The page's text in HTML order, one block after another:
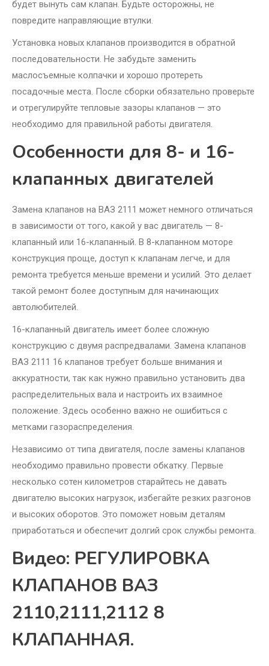
будет вынуть сам клапан. Будьте осторожны, не
повредите направляющие втулки.
Установка новых клапанов производится в обратной
последовательности. Не забудьте заменить
маслосъемные колпачки и хорошо протереть
посадочные места. После сборки обязательно проверьте
и отрегулируйте тепловые зазоры клапанов — это
необходимо для правильной работы двигателя.
Особенности для 8- и 16-
клапанных двигателей
Замена клапанов на ВАЗ 2111 может немного отличаться
в зависимости от того, какой у вас двигатель — 8-
клапанный или 16-клапанный. В 8-клапанном моторе
конструкция проще, доступ к клапанам легче, и для
ремонта требуется меньше времени и усилий. Это делает
такой ремонт более доступным для начинающих
автолюбителей.
16-клапанный двигатель имеет более сложную
конструкцию с двумя распредвалами. Замена клапанов
ВАЗ 2111 16 клапанов требует больше внимания и
аккуратности, так как нужно правильно установить два
распределительных вала и настроить их взаимное
положение. Здесь особенно важно не ошибиться с
метками газораспределения.
Независимо от типа двигателя, после замены клапанов
необходимо правильно провести обкатку. Первые
несколько сотен километров старайтесь не давать
двигателю высоких нагрузок, избегайте резких разгонов
и высоких оборотов. Это поможет новым деталям
приработаться и обеспечит долгий срок службы ремонта.
Видео: РЕГУЛИРОВКА
КЛАПАНОВ ВАЗ
2110,2111,2112 8
КЛАПАННАЯ.